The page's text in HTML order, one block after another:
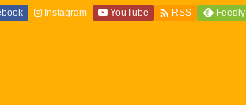
Instagram YouTube  RSS Feedly